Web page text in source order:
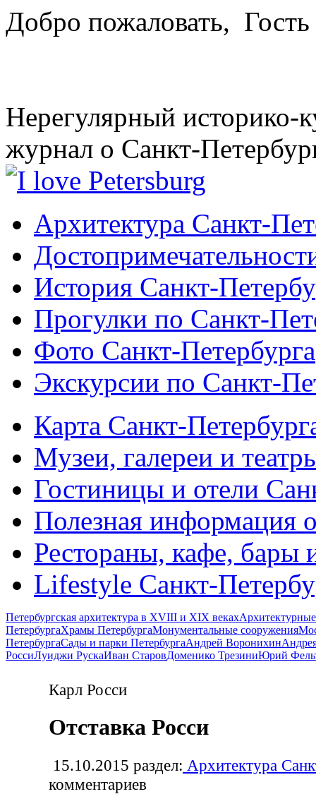
Добро пожаловать, Гость
Нерегулярный историко-
журнал о Санкт-
Архитектура Санкт-
История Санкт-
Прогулки по Санкт-
Фото Санкт-Петербурга
Экскурсии по Санкт-
Карта Санкт-
Музеи, галереи и
Гостиницы и отели
Полезная информация
Рестораны, кафе, бары
Lifestyle Санкт-
Петербургская архитектура в XVIII и XIX веках
ПетербургаХрамы ПетербургаМонументальные сооружения
ПетербургаСады и парки ПетербургаАндрей Воронихин
РоссиЛуиджи РускаИван СтаровДоменико ТрезиниЮрий
Карл Росси
Отставка Росси
15.10.2015 раздел: Архитектура
комментариев